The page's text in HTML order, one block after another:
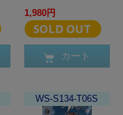
1,980円
カート
WS-S134-T06S